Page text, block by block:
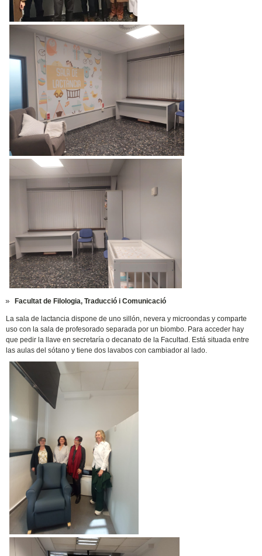
Facultat de Filologia, Traducció i Comunicació
La sala de lactancia dispone de uno sillón, nevera y microondas y comparte
uso con la sala de profesorado separada por un biombo. Para acceder hay
que pedir la llave en secretaría o decanato de la Facultad. Está situada entre
las aulas del sótano y tiene dos lavabos con cambiador al lado.